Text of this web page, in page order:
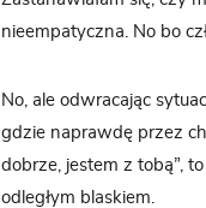
nieempatyczna. No bo
No, ale odwracając
gdzie naprawdę przez
dobrze, jestem z tobą”,
odległym blaskiem.